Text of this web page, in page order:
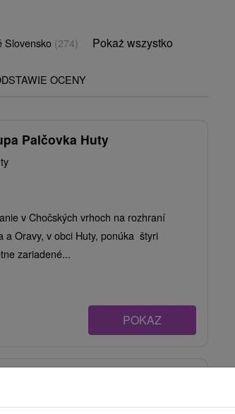
Slovensko (274) Pokaż wszystko
OCENY
Palčovka Huty
v Chočských vrhoch na rozhraní
a Oravy, v obci Huty, ponúka štyri
zariadené...
POKAZ